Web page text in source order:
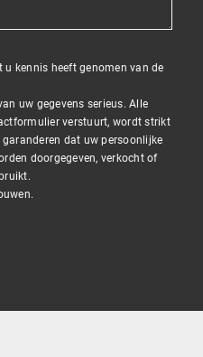
kennis heeft genomen van de
uw gegevens serieus. Alle
verstuurt, wordt strikt
dat uw persoonlijke
doorgegeven, verkocht of